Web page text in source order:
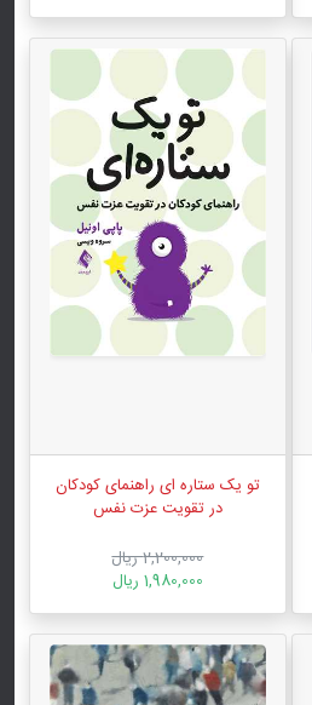
تو یک ستاره ای راهنمای کودکان
در تقویت عزت نفس
2,200,000 ریال
1,980,000 ریال